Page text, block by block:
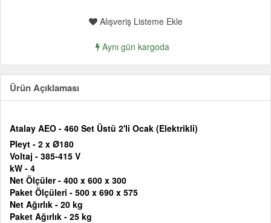
Alışveriş Listeme Ekle
Aynı gün kargoda
Ürün Açıklaması
Atalay AEO - 460 Set Üstü 2'li Ocak (Elektrikli)
Pleyt - 2 x Ø180
Voltaj - 385-415 V
kW - 4
Net Ölçüler - 400 x 600 x 300
Paket Ölçüleri - 500 x 690 x 575
Net Ağırlık - 20 kg
Paket Ağırlık - 25 kg